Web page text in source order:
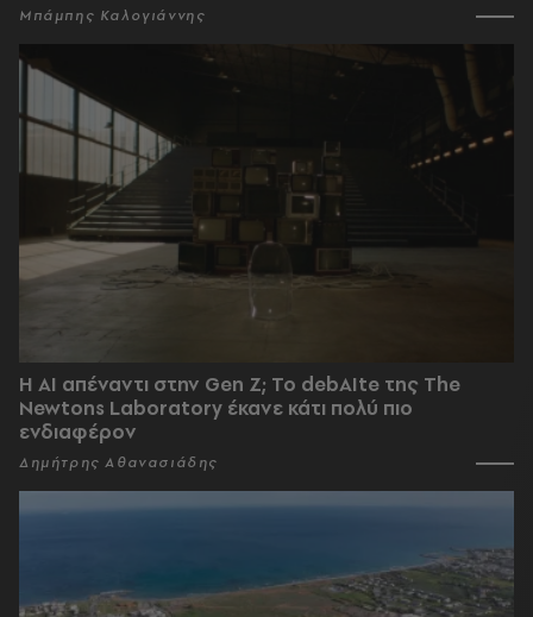
Μπάμπης Καλογιάννης
Η AI απέναντι στην Gen Z; Το debAIte της The
Newtons Laboratory έκανε κάτι πολύ πιο
ενδιαφέρον
Δημήτρης Αθανασιάδης